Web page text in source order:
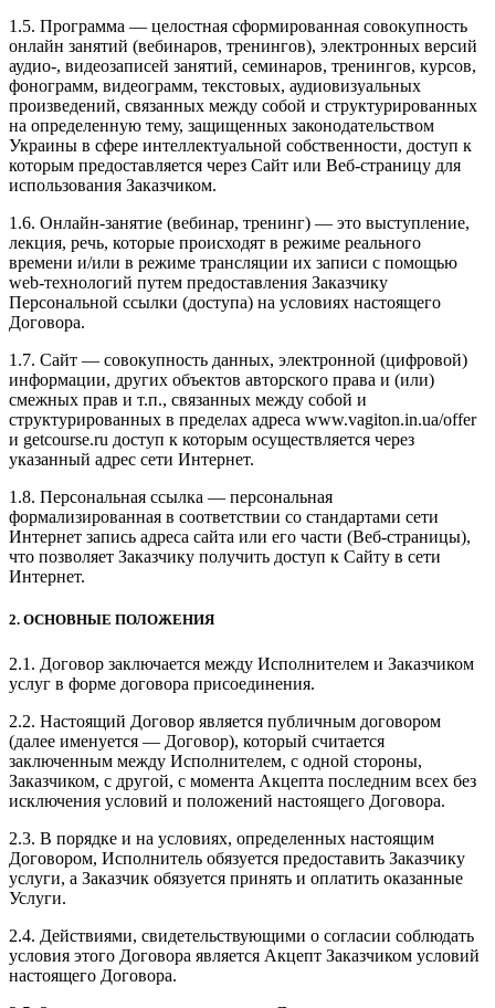
1.5. Программа — целостная сформированная совокупность
онлайн занятий (вебинаров, тренингов), электронных версий
аудио-, видеозаписей занятий, семинаров, тренингов, курсов,
фонограмм, видеограмм, текстовых, аудиовизуальных
произведений, связанных между собой и структурированных
на определенную тему, защищенных законодательством
Украины в сфере интеллектуальной собственности, доступ к
которым предоставляется через Сайт или Веб-страницу для
использования Заказчиком.
1.6. Онлайн-занятие (вебинар, тренинг) — это выступление,
лекция, речь, которые происходят в режиме реального
времени и/или в режиме трансляции их записи с помощью
web-технологий путем предоставления Заказчику
Персональной ссылки (доступа) на условиях настоящего
Договора.
1.7. Сайт — совокупность данных, электронной (цифровой)
информации, других объектов авторского права и (или)
смежных прав и т.п., связанных между собой и
структурированных в пределах адреса www.vagiton.in.ua/offer
и getcourse.ru доступ к которым осуществляется через
указанный адрес сети Интернет.
1.8. Персональная ссылка — персональная
формализированная в соответствии со стандартами сети
Интернет запись адреса сайта или его части (Веб-страницы),
что позволяет Заказчику получить доступ к Сайту в сети
Интернет.
2. ОСНОВНЫЕ ПОЛОЖЕНИЯ
2.1. Договор заключается между Исполнителем и Заказчиком
услуг в форме договора присоединения.
2.2. Настоящий Договор является публичным договором
(далее именуется — Договор), который считается
заключенным между Исполнителем, с одной стороны,
Заказчиком, с другой, с момента Акцепта последним всех без
исключения условий и положений настоящего Договора.
2.3. В порядке и на условиях, определенных настоящим
Договором, Исполнитель обязуется предоставить Заказчику
услуги, а Заказчик обязуется принять и оплатить оказанные
Услуги.
2.4. Действиями, свидетельствующими о согласии соблюдать
условия этого Договора является Акцепт Заказчиком условий
настоящего Договора.